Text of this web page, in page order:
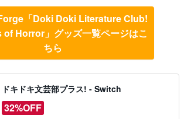
「Doki Doki Literature Club!
Horror」グッズ一覧ページはこ
ちら
ドキドキ文芸部プラス! - Switch
32%OFF